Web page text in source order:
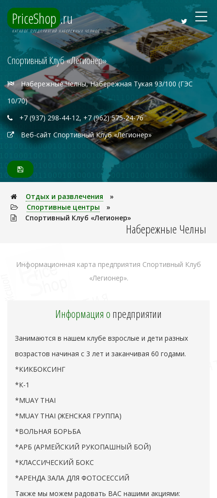
PriceShop .ru
КАТАЛОГ ПРЕДПРИЯТИЙ НАБЕРЕЖНЫХ ЧЕЛНОВ
Спортивный Клуб «Легионер»
Набережные Челны, Набережная Тукая 93/100 (ГЭС
10/70)
+7 (937) 298-44-12, +7 (962) 575-24-76
Веб-сайт Спортивный Клуб «Легионер»
Отдых и развлечения
»
Спортивные центры
»
Спортивный Клуб «Легионер»
Набережные Челны
Информационная карта предприятия Спортивный Клуб
«Легионер».
Информация опредприятии
Занимаются в нашем клубе взрослые и дети разных
возрастов начиная с 3 лет и заканчивая 60 годами.
*КИКБОКСИНГ
*К-1
*MUAY THAI
*MUAY THAI (ЖЕНСКАЯ ГРУППА)
*ВОЛЬНАЯ БОРЬБА
*АРБ (АРМЕЙСКИЙ РУКОПАШНЫЙ БОЙ)
*КЛАССИЧЕСКИЙ БОКС
*АРЕНДА ЗАЛА ДЛЯ ФОТОСЕССИЙ
Также мы можем радовать ВАС нашими акциями: